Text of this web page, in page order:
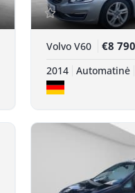
Volvo V60 €8
2014 Automatinė